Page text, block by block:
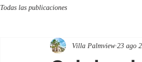
Todas las publicaciones
Villa Palmview 23 ago